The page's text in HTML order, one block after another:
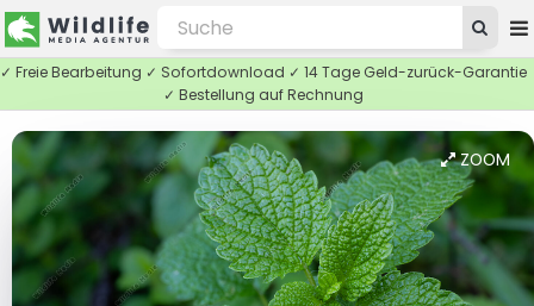
✓ Freie Bearbeitung ✓ Sofortdownload ✓ 14 Tage Geld-zurück-Garantie
✓ Bestellung auf Rechnung
ZOOM